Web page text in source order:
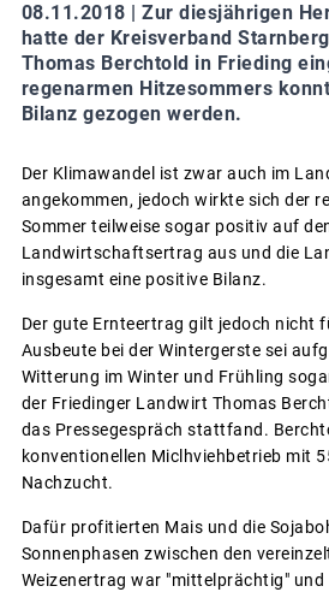
08.11.2018 | Zur diesjährigen
hatte der Kreisverband
Thomas Berchtold in Frieding
regenarmen Hitzesommers
Bilanz gezogen werden.
Der Klimawandel ist zwar auch im
angekommen, jedoch wirkte sich der
Sommer teilweise sogar positiv auf
Landwirtschaftsertrag aus und die
insgesamt eine positive Bilanz.
Der gute Ernteertrag gilt jedoch nicht
Ausbeute bei der Wintergerste sei
Witterung im Winter und Frühling
der Friedinger Landwirt Thomas
das Pressegespräch stattfand.
konventionellen Miclhviehbetrieb mit
Nachzucht.
Dafür profitierten Mais und die
Sonnenphasen zwischen den
Weizenertrag war "mittelprächtig"